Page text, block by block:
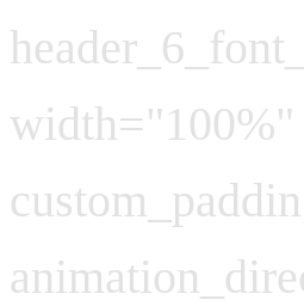
width="100%"